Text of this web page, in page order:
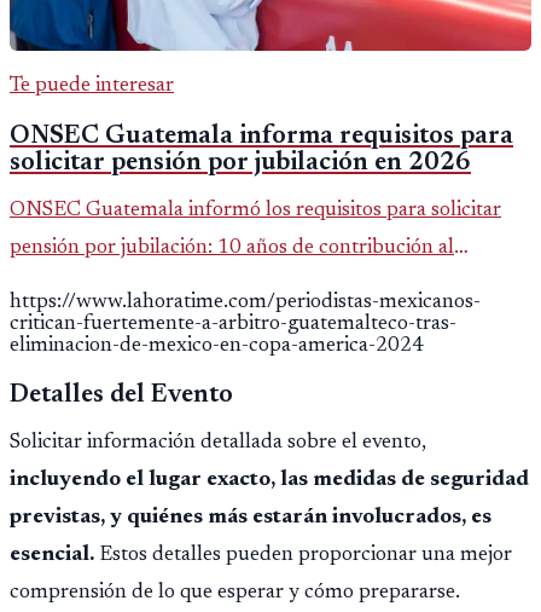
Te puede interesar
ONSEC Guatemala informa requisitos para
solicitar pensión por jubilación en 2026
ONSEC Guatemala informó los requisitos para solicitar
pensión por jubilación: 10 años de contribución al
importar edad.
https://www.lahoratime.com/periodistas-mexicanos-
critican-fuertemente-a-arbitro-guatemalteco-tras-
eliminacion-de-mexico-en-copa-america-2024
Detalles del Evento
Solicitar información detallada sobre el evento,
incluyendo el lugar exacto, las medidas de seguridad
previstas, y quiénes más estarán involucrados, es
esencial. Estos detalles pueden proporcionar una mejor
comprensión de lo que esperar y cómo prepararse.